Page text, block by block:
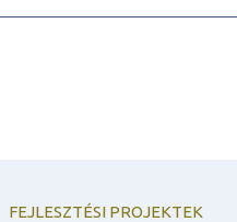
FEJLESZTÉSI PROJEKTEK